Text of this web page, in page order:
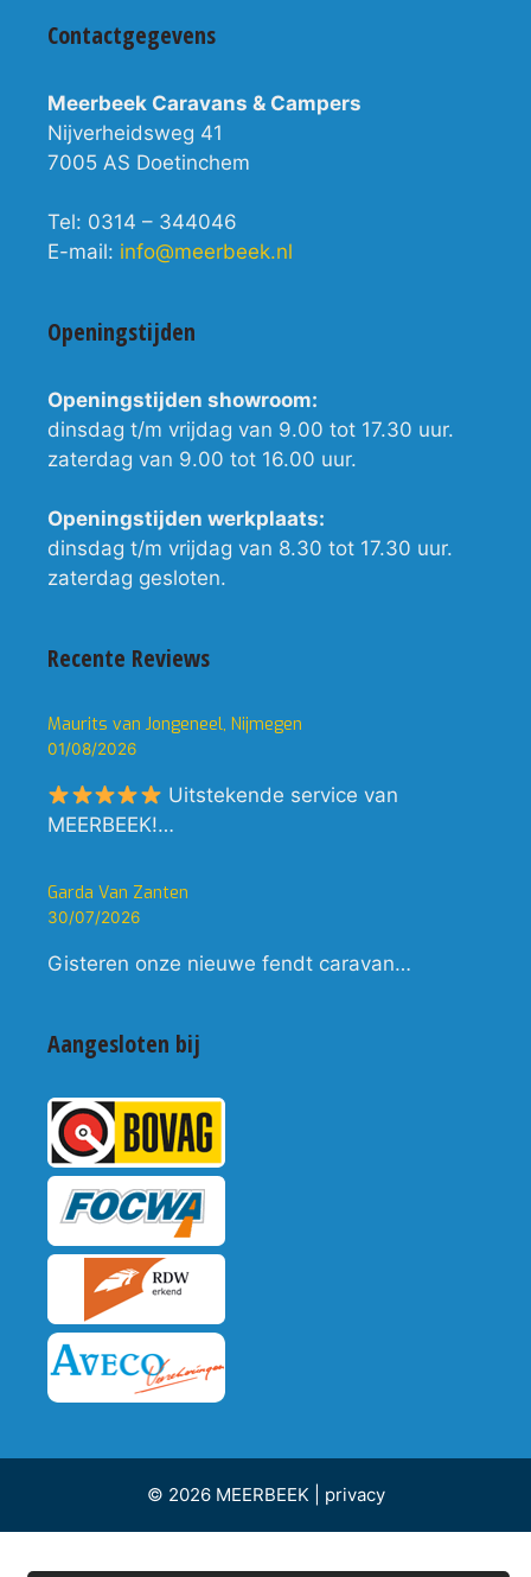
Contactgegevens
Meerbeek Caravans & Campers
Nijverheidsweg 41
7005 AS Doetinchem
Tel: 0314 – 344046
E-mail: info@meerbeek.nl
Openingstijden
Openingstijden showroom:
dinsdag t/m vrijdag van 9.00 tot 17.30 uur.
zaterdag van 9.00 tot 16.00 uur.
Openingstijden werkplaats:
dinsdag t/m vrijdag van 8.30 tot 17.30 uur.
zaterdag gesloten.
Recente Reviews
Maurits van Jongeneel, Nijmegen
01/08/2026
Uitstekende service van
MEERBEEK!…
Garda Van Zanten
30/07/2026
Gisteren onze nieuwe fendt caravan…
Aangesloten bij
© 2026 MEERBEEK | privacy